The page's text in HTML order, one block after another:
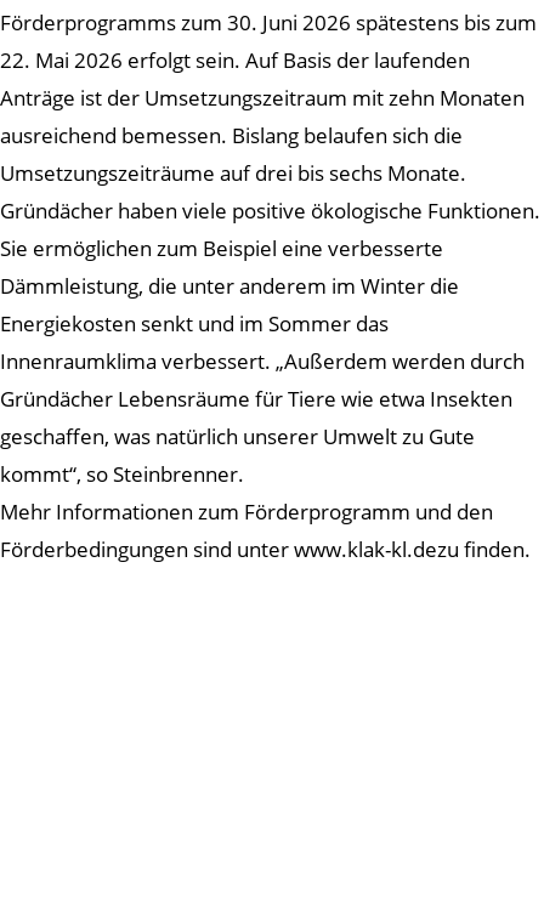
Förderprogramms zum 30. Juni 2026 spätestens bis zum
22. Mai 2026 erfolgt sein. Auf Basis der laufenden
Anträge ist der Umsetzungszeitraum mit zehn Monaten
ausreichend bemessen. Bislang belaufen sich die
Umsetzungszeiträume auf drei bis sechs Monate.
Gründächer haben viele positive ökologische Funktionen.
Sie ermöglichen zum Beispiel eine verbesserte
Dämmleistung, die unter anderem im Winter die
Energiekosten senkt und im Sommer das
Innenraumklima verbessert. „Außerdem werden durch
Gründächer Lebensräume für Tiere wie etwa Insekten
geschaffen, was natürlich unserer Umwelt zu Gute
kommt“, so Steinbrenner.
Mehr Informationen zum Förderprogramm und den
Förderbedingungen sind unter www.klak-kl.dezu finden.